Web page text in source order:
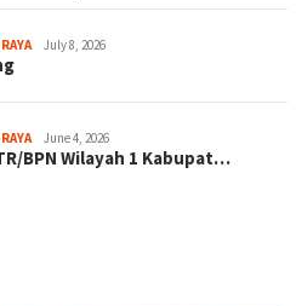
July 8, 2026
June 4, 2026
BPN Wilayah 1 Kabupat…